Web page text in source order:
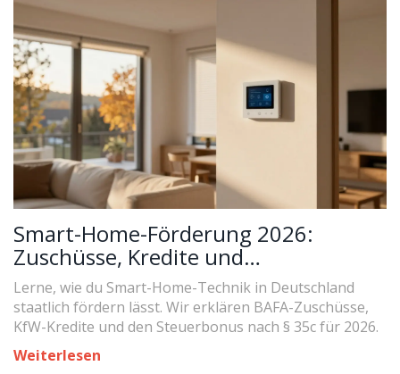
Smart-Home-Förderung 2026:
Zuschüsse, Kredite und
Steuervorteile für Technik
Lerne, wie du Smart-Home-Technik in Deutschland
staatlich fördern lässt. Wir erklären BAFA-Zuschüsse,
KfW-Kredite und den Steuerbonus nach § 35c für 2026.
Weiterlesen